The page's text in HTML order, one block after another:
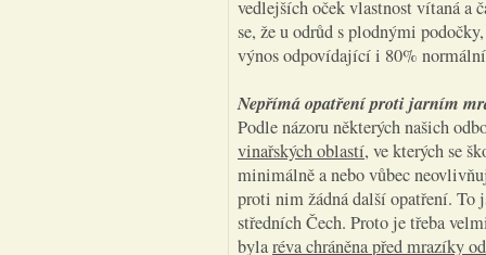
vedlejších oček vlastnost vítaná a
se, že u odrůd s plodnými
výnos odpovídající i 80%
Nepřímá opatření proti jarním
Podle názoru některých našich
vinařských oblastí, ve kterých se
minimálně a nebo vůbec
proti nim žádná další opatření. To
středních Čech. Proto je třeba
bylaréva chráněna před mrazíky